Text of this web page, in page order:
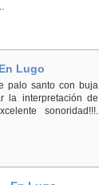
Lugo
palo santo con buja
la interpretación de
sonoridad!!!.